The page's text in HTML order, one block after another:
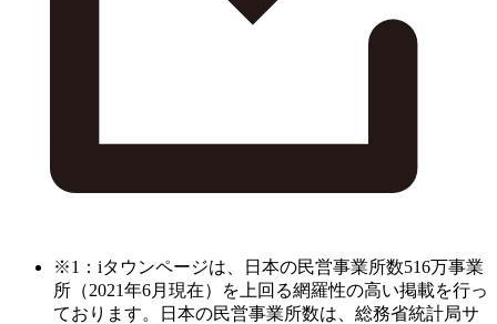
※1：iタウンページは、日本の民営事業所数516万事業
所（2021年6月現在）を上回る網羅性の高い掲載を行っ
ております。日本の民営事業所数は、総務省統計局サ